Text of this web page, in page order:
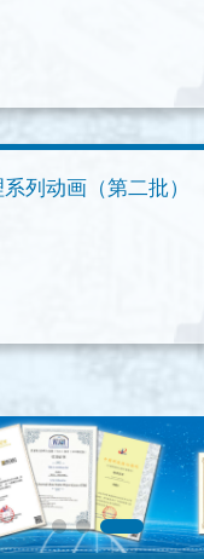
列动画（第二批）